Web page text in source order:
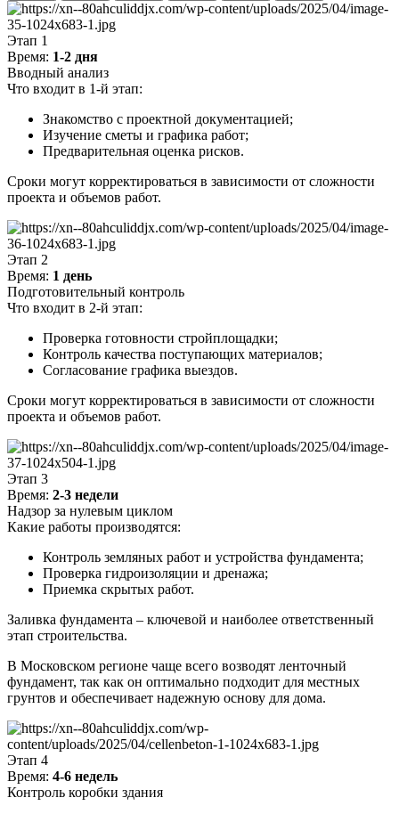
Этап 1
Время: 1-2 дня
Вводный анализ
Что входит в 1-й этап:
Знакомство с проектной документацией;
Изучение сметы и графика работ;
Предварительная оценка рисков.
Сроки могут корректироваться в зависимости от сложности
проекта и объемов работ.
Этап 2
Время: 1 день
Подготовительный контроль
Что входит в 2-й этап:
Проверка готовности стройплощадки;
Контроль качества поступающих материалов;
Согласование графика выездов.
Сроки могут корректироваться в зависимости от сложности
проекта и объемов работ.
Этап 3
Время: 2-3 недели
Надзор за нулевым циклом
Какие работы производятся:
Контроль земляных работ и устройства фундамента;
Проверка гидроизоляции и дренажа;
Приемка скрытых работ.
Заливка фундамента – ключевой и наиболее ответственный
этап строительства.
В Московском регионе чаще всего возводят ленточный
фундамент, так как он оптимально подходит для местных
грунтов и обеспечивает надежную основу для дома.
Этап 4
Время: 4-6 недель
Контроль коробки здания